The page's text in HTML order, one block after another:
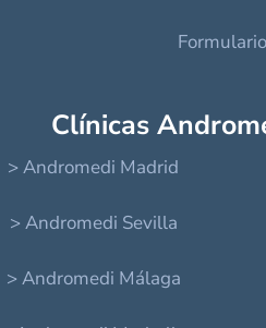
Clínicas
> Andromedi Madrid
> Andromedi Sevilla
> Andromedi Málaga